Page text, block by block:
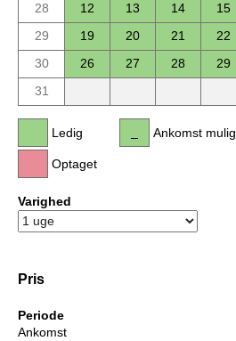
28
12 13 14 15
29
19 20 21 22
30
26 27 28 29
31
Ledig
Optaget
Ankomst mulig
Varighed
Pris
Periode
Ankomst